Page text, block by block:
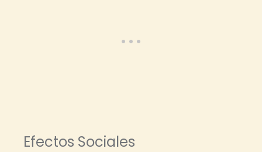
Efectos Sociales